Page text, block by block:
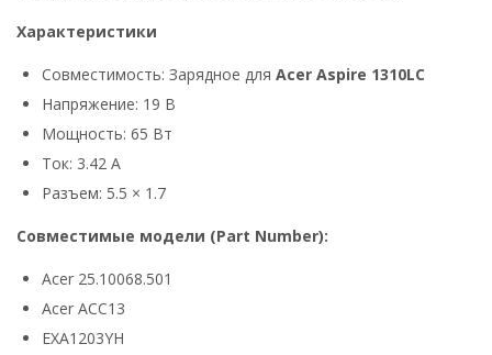
Характеристики
Совместимость: Зарядное для Acer Aspire 1310LC
Напряжение: 19 В
Мощность: 65 Вт
Ток: 3.42 А
Разъем: 5.5 × 1.7
Совместимые модели (Part Number):
Acer 25.10068.501
Acer ACC13
EXA1203YH